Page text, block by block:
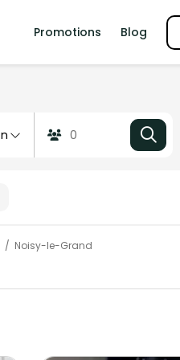
Promotions Blog
Noisy-le-Grand